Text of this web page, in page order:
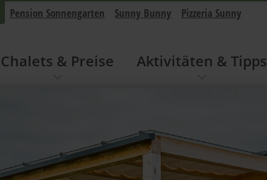
Pension Sonnengarten Sunny Bunny Pizzeria Sunny
Chalets & Preise Aktivitäten & Tipps